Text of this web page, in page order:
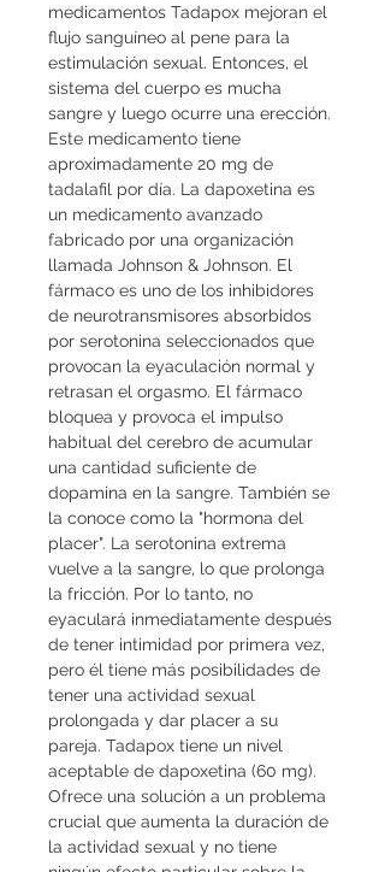
medicamentos Tadapox mejoran el
flujo sanguíneo al pene para la
estimulación sexual. Entonces, el
sistema del cuerpo es mucha
sangre y luego ocurre una erección.
Este medicamento tiene
aproximadamente 20 mg de
tadalafil por día. La dapoxetina es
un medicamento avanzado
fabricado por una organización
llamada Johnson & Johnson. El
fármaco es uno de los inhibidores
de neurotransmisores absorbidos
por serotonina seleccionados que
provocan la eyaculación normal y
retrasan el orgasmo. El fármaco
bloquea y provoca el impulso
habitual del cerebro de acumular
una cantidad suficiente de
dopamina en la sangre. También se
la conoce como la "hormona del
placer". La serotonina extrema
vuelve a la sangre, lo que prolonga
la fricción. Por lo tanto, no
eyaculará inmediatamente después
de tener intimidad por primera vez,
pero él tiene más posibilidades de
tener una actividad sexual
prolongada y dar placer a su
pareja. Tadapox tiene un nivel
aceptable de dapoxetina (60 mg).
Ofrece una solución a un problema
crucial que aumenta la duración de
la actividad sexual y no tiene